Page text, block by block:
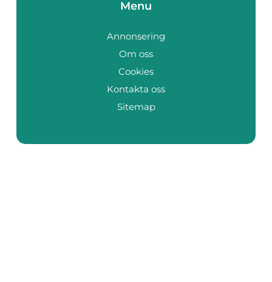
Menu
Annonsering
Om oss
Cookies
Kontakta oss
Sitemap